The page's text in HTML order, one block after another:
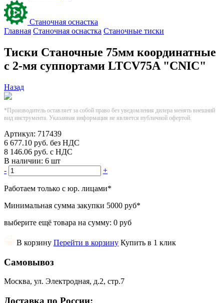
Станочная оснастка
Главная Станочная оснастка Станочные тиски
Тиски Станочные 75мм координатные
с 2-мя суппортами LTCV75A "CNIC"
Назад
*Производитель оставляет за собой право без уведомления дилера менять внешний
вид инструмента. Указанная информация не является публичной офертой.
Артикул: 717439
6 677.10 руб. без НДС
8 146.06 руб. с НДС
В наличии: 6 шт
-
+
Работаем только с юр. лицами*
Минимальная сумма закупки 5000 руб*
выберите ещё товара на сумму: 0 руб
В корзину Перейти в корзину Купить в 1 клик
Самовывоз
Москва, ул. Электродная, д.2, стр.7
Доставка по России: